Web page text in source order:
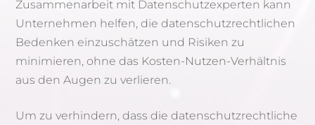
Zusammenarbeit mit Datenschutzexperten kann
Unternehmen helfen, die datenschutzrechtlichen
Bedenken einzuschätzen und Risiken zu
minimieren, ohne das Kosten-Nutzen-Verhältnis
aus den Augen zu verlieren.
Um zu verhindern, dass die datenschutzrechtliche